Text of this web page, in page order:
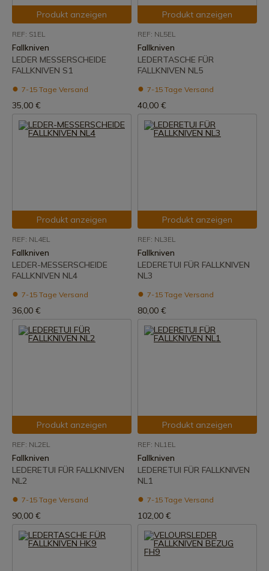
Produkt anzeigen
REF: S1EL
Fallkniven
LEDER MESSERSCHEIDE
FALLKNIVEN S1
7-15 Tage Versand
35,00 €
Produkt anzeigen
REF: NL5EL
Fallkniven
LEDERTASCHE FÜR
FALLKNIVEN NL5
7-15 Tage Versand
40,00 €
Produkt anzeigen
REF: NL4EL
Fallkniven
LEDER-MESSERSCHEIDE
FALLKNIVEN NL4
7-15 Tage Versand
36,00 €
Produkt anzeigen
REF: NL3EL
Fallkniven
LEDERETUI FÜR FALLKNIVEN
NL3
7-15 Tage Versand
80,00 €
Produkt anzeigen
REF: NL2EL
Fallkniven
LEDERETUI FÜR FALLKNIVEN
NL2
7-15 Tage Versand
90,00 €
Produkt anzeigen
REF: NL1EL
Fallkniven
LEDERETUI FÜR FALLKNIVEN
NL1
7-15 Tage Versand
102,00 €